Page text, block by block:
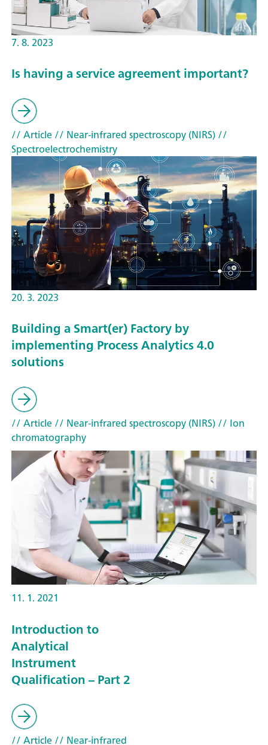
7. 8. 2023
Is having a service agreement important?
// Article// Near-infrared spectroscopy (NIRS)//
Spectroelectrochemistry
20. 3. 2023
Building a Smart(er) Factory by
implementing Process Analytics 4.0
solutions
// Article// Near-infrared spectroscopy (NIRS)// Ion
chromatography
11. 1. 2021
Introduction to
Analytical
Instrument
Qualification – Part 2
// Article// Near-infrared